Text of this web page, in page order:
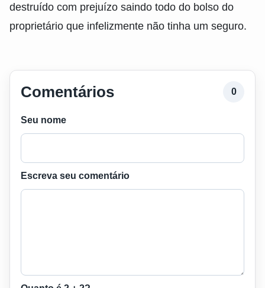
destruído com prejuízo saindo todo do bolso do
proprietário que infelizmente não tinha um seguro.
Comentários 0
Seu nome
Escreva seu comentário